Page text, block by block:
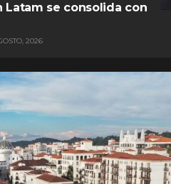
Latam se consolida con
2026